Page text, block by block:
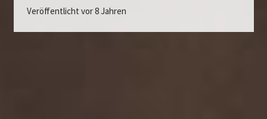
Veröffentlicht vor 8 Jahren